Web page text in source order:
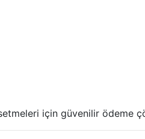
için güvenilir ödeme